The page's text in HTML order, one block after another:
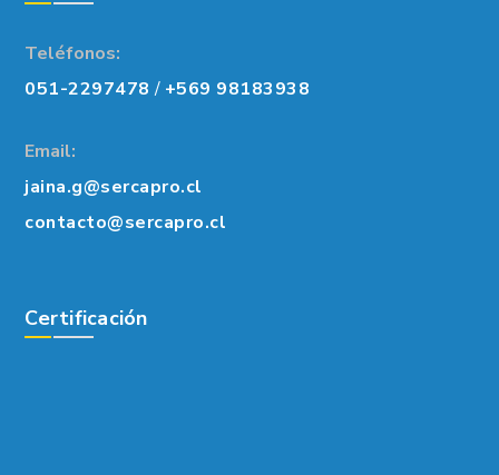
Teléfonos:
051-2297478 / +569 98183938
Email:
jaina.g@sercapro.cl
contacto@sercapro.cl
Certificación